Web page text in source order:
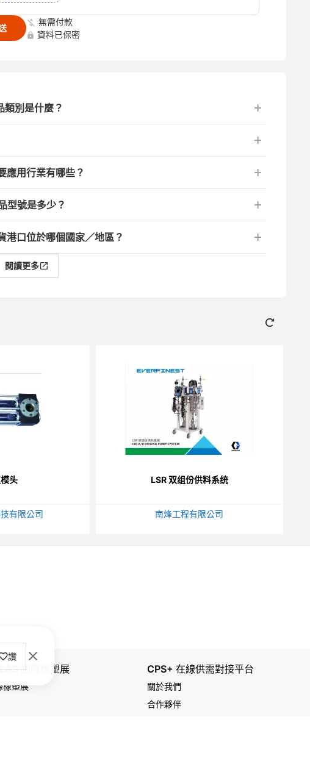
無需付款
資料已保密
類別是什麼？
應用行業有哪些？
型號是多少？
港口位於哪個國家／地區？
閱讀更多
讚
头
有限公司
LSR 双组份供料系统
南烽工程有限公司
國際橡塑展
塑展
CPS+ 在線供需對接平台
關於我們
合作夥伴